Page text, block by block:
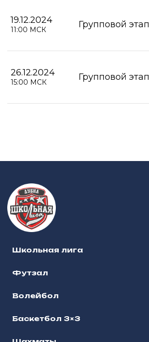
19.12.2024
11:00 МСК Групповой этап
26.12.2024
15:00 МСК Групповой этап
Школьная лига
Футзал
Волейбол
Баскетбол 3×3